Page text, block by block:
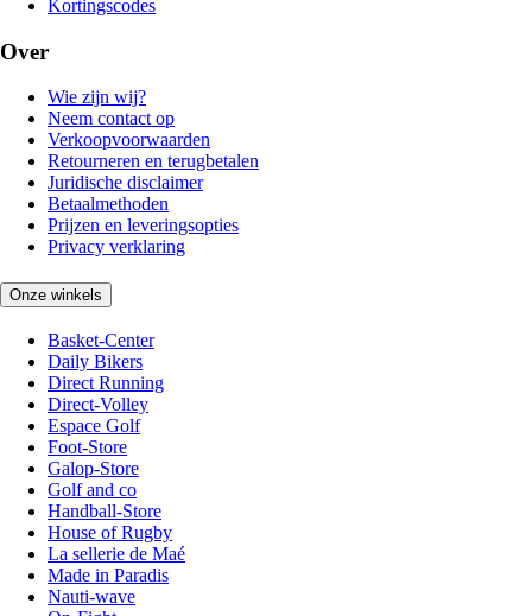
Kortingscodes
Over
Wie zijn wij?
Neem contact op
Verkoopvoorwaarden
Retourneren en terugbetalen
Juridische disclaimer
Betaalmethoden
Prijzen en leveringsopties
Privacy verklaring
Onze winkels
Basket-Center
Daily Bikers
Direct Running
Direct-Volley
Espace Golf
Foot-Store
Galop-Store
Golf and co
Handball-Store
House of Rugby
La sellerie de Maé
Made in Paradis
Nauti-wave